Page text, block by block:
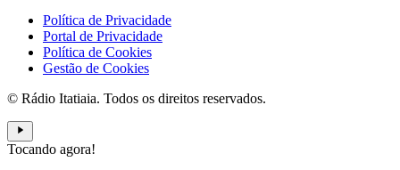
Política de Privacidade
Portal de Privacidade
Política de Cookies
Gestão de Cookies
© Rádio Itatiaia. Todos os direitos reservados.
Tocando agora!